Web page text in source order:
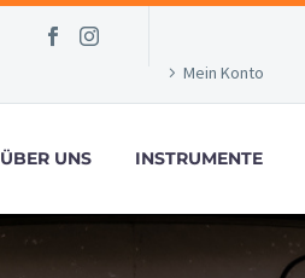
Mein Konto
ÜBER UNS INSTRUMENTE